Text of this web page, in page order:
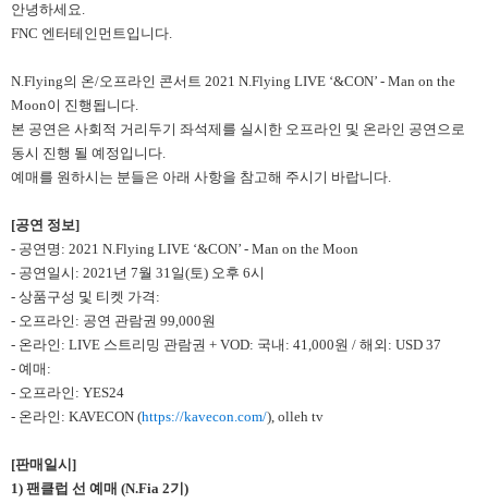
안녕하세요.
FNC 엔터테인먼트입니다.
N.Flying의 온/오프라인 콘서트 2021 N.Flying LIVE ‘&CON’ - Man on the
Moon이 진행됩니다.
본 공연은 사회적 거리두기 좌석제를 실시한 오프라인 및 온라인 공연으로
동시 진행 될 예정입니다.
예매를 원하시는 분들은 아래 사항을 참고해 주시기 바랍니다.
[공연 정보]
- 공연명: 2021 N.Flying LIVE ‘&CON’ - Man on the Moon
- 공연일시: 2021년 7월 31일(토) 오후 6시
- 상품구성 및 티켓 가격:
- 오프라인: 공연 관람권 99,000원
- 온라인: LIVE 스트리밍 관람권 + VOD: 국내: 41,000원 / 해외: USD 37
- 예매:
- 오프라인: YES24
- 온라인: KAVECON (https://kavecon.com/), olleh tv
[판매일시]
1) 팬클럽 선 예매 (N.Fia 2기)